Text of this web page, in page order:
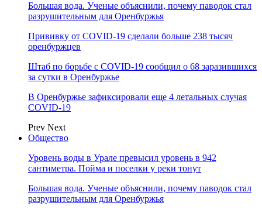
Большая вода. Ученые объяснили, почему паводок стал
разрушительным для Оренбуржья
Прививку от COVID-19 сделали больше 238 тысяч
оренбуржцев
Штаб по борьбе с СOVID-19 сообщил о 68 заразившихся
за сутки в Оренбуржье
В Оренбуржье зафиксировали еще 4 летальных случая
COVID-19
Prev Next
Общество
Уровень воды в Урале превысил уровень в 942
сантиметра. Пойма и поселки у реки тонут
Большая вода. Ученые объяснили, почему паводок стал
разрушительным для Оренбуржья